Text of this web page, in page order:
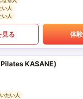
い人
い人
見る 体
KASANE)
たい人